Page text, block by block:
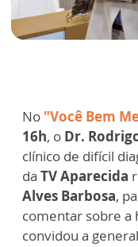
No "Você Bem
16h, o Dr.
clínico de difícil
da TV Aparecida
Alves Barbosa,
comentar sobre a
convidou a